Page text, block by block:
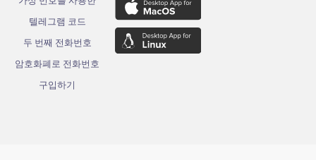
텔레그램 코드
두 번째 전화번호
암호화폐로 전화번호
구입하기